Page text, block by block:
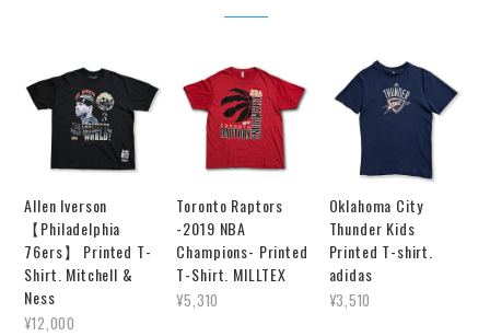
Allen Iverson
【Philadelphia
76ers】 Printed T-
Shirt. Mitchell &
Ness
¥12,000
Toronto Raptors
-2019 NBA
Champions- Printed
T-Shirt. MILLTEX
¥5,310
Oklahoma City
Thunder Kids
Printed T-shirt.
adidas
¥3,510